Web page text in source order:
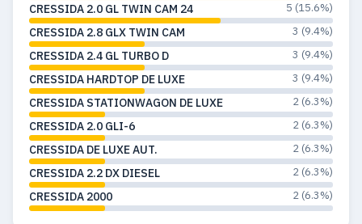
CRESSIDA 2.0 GL TWIN CAM 24 5 (15.6%)
CRESSIDA 2.8 GLX TWIN CAM 3 (9.4%)
CRESSIDA 2.4 GL TURBO D 3 (9.4%)
CRESSIDA HARDTOP DE LUXE 3 (9.4%)
CRESSIDA STATIONWAGON DE LUXE 2 (6.3%)
CRESSIDA 2.0 GLI-6 2 (6.3%)
CRESSIDA DE LUXE AUT. 2 (6.3%)
CRESSIDA 2.2 DX DIESEL 2 (6.3%)
CRESSIDA 2000 2 (6.3%)